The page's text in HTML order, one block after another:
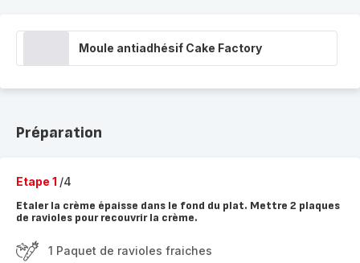
Moule antiadhésif Cake Factory
Préparation
Etape 1 /4
Etaler la crème épaisse dans le fond du plat. Mettre 2 plaques
de ravioles pour recouvrir la crème.
1 Paquet de ravioles fraiches